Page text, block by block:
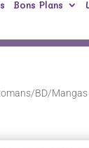
Bons Plans
BD/Mangas